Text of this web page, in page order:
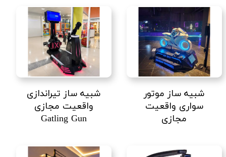
شبیه ساز موتور
سواری واقعیت
مجازی
شبیه ساز تیراندازی
واقعیت مجازی
Gatling Gun